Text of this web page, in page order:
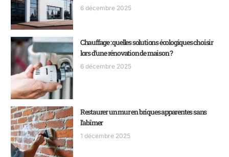
6 décembre 2025
Chauffage : quelles solutions écologiques choisir
lors d’une rénovation de maison ?
6 décembre 2025
Restaurer un mur en briques apparentes sans
l’abîmer
1 décembre 2025